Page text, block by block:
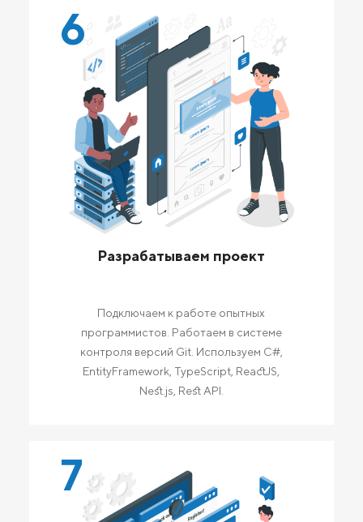
6
Разрабатываем проект
Подключаем к работе опытных
программистов. Работаем в системе
контроля версий Git. Используем C#,
EntityFramework, TypeScript, ReactJS,
Nest.js, Rest API.
7